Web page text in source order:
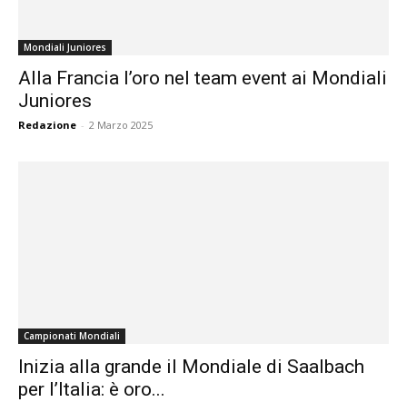
Mondiali Juniores
Alla Francia l’oro nel team event ai Mondiali
Juniores
Redazione - 2 Marzo 2025
Campionati Mondiali
Inizia alla grande il Mondiale di Saalbach
per l’Italia: è oro...